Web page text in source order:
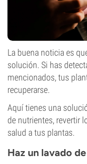
La buena noticia es
solución. Si has
mencionados, tus
recuperarse.
Aquí tienes una
de nutrientes, revertir
salud a tus plantas.
Haz un lavado